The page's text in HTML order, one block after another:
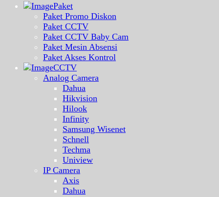
Paket
Paket Promo Diskon
Paket CCTV
Paket CCTV Baby Cam
Paket Mesin Absensi
Paket Akses Kontrol
CCTV
Analog Camera
Dahua
Hikvision
Hilook
Infinity
Samsung Wisenet
Schnell
Techma
Uniview
IP Camera
Axis
Dahua